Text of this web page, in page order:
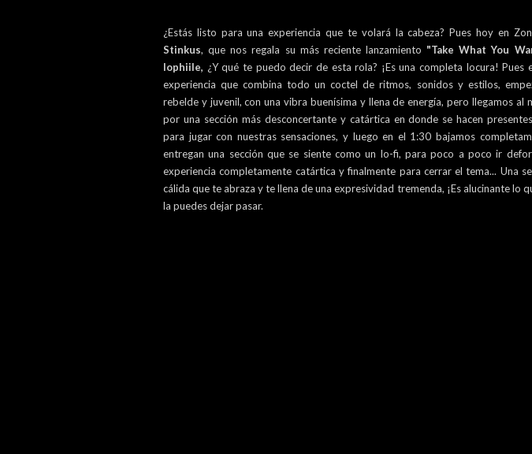
¿Estás listo para una experiencia que te volará la cabeza? Pues hoy en
Stinkus, que nos regala su más reciente lanzamiento "Take What You
lophiile, ¿Y qué te puedo decir de esta rola? ¡Es una completa locura! Pues
experiencia que combina todo un coctel de ritmos, sonidos y estilos,
rebelde y juvenil, con una vibra buenísima y llena de energía, pero llegamos al
por una sección más desconcertante y catártica en donde se hacen
para jugar con nuestras sensaciones, y luego en el 1:30 bajamos
entregan una sección que se siente como un lo-fi, para poco a poco ir
experiencia completamente catártica y finalmente para cerrar el tema... Una
cálida que te abraza y te llena de una expresividad tremenda, ¡Es alucinante lo
la puedes dejar pasar.